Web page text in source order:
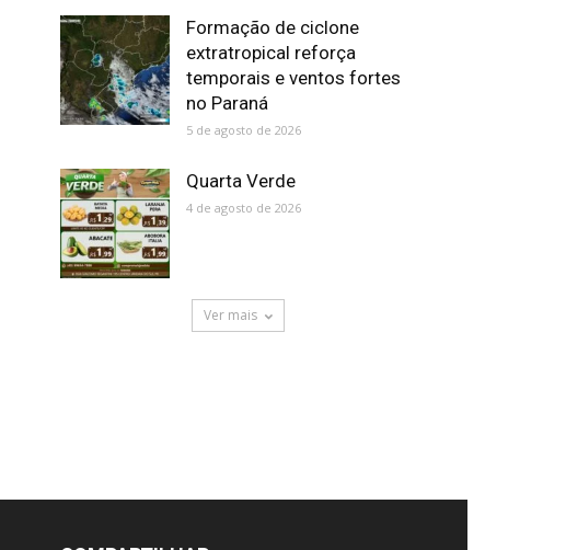
Formação de ciclone
extratropical reforça
temporais e ventos fortes
no Paraná
5 de agosto de 2026
Quarta Verde
4 de agosto de 2026
Ver mais